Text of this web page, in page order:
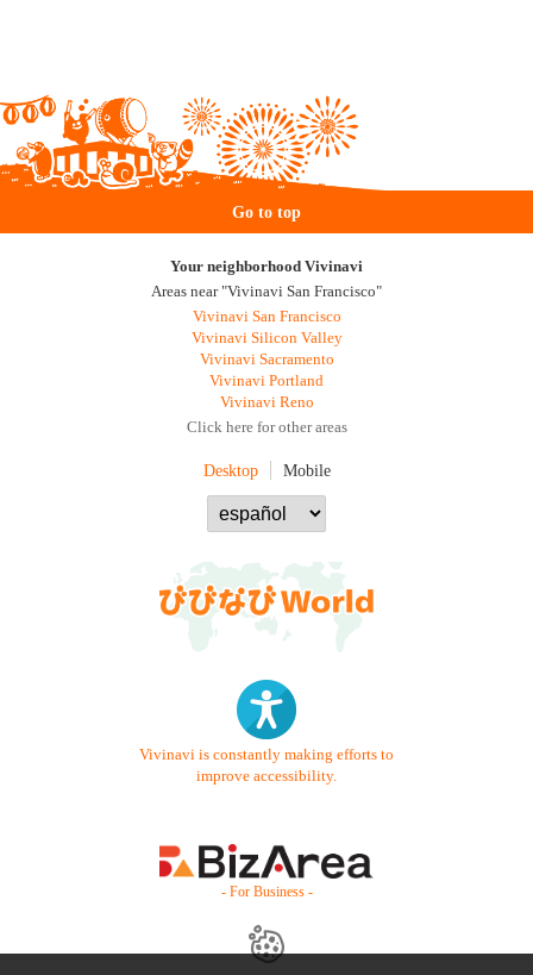
Go to top
Your neighborhood Vivinavi
Areas near "Vivinavi San Francisco"
Vivinavi San Francisco
Vivinavi Silicon Valley
Vivinavi Sacramento
Vivinavi Portland
Vivinavi Reno
Click here for other areas
Desktop Mobile
Vivinavi is constantly making efforts to
improve accessibility.
- For Business -